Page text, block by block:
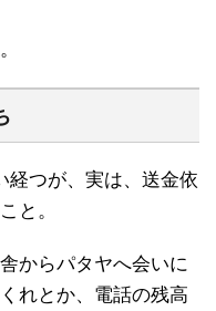
経つが、実は、送金依
と。
からパタヤへ会いに
れとか、電話の残高